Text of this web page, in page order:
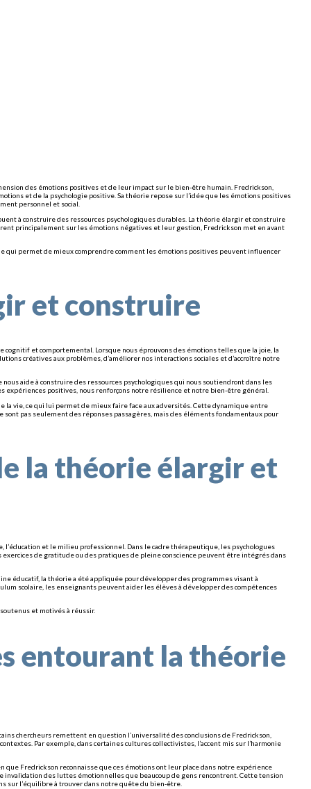
des émotions positives et de leur impact sur le bien-être humain. Fredrickson,
et de la psychologie positive. Sa théorie repose sur l’idée que les émotions positives
personnel et social.
à construire des ressources psychologiques durables. La théorie élargir et construire
principalement sur les émotions négatives et leur gestion, Fredrickson met en avant
qui permet de mieux comprendre comment les émotions positives peuvent influencer
et construire
et comportemental. Lorsque nous éprouvons des émotions telles que la joie, la
créatives aux problèmes, d’améliorer nos interactions sociales et d’accroître notre
aide à construire des ressources psychologiques qui nous soutiendront dans les
positives, nous renforçons notre résilience et notre bien-être général.
vie, ce qui lui permet de mieux faire face aux adversités. Cette dynamique entre
pas seulement des réponses passagères, mais des éléments fondamentaux pour
la théorie élargir et
et le milieu professionnel. Dans le cadre thérapeutique, les psychologues
de gratitude ou des pratiques de pleine conscience peuvent être intégrés dans
éducatif, la théorie a été appliquée pour développer des programmes visant à
scolaire, les enseignants peuvent aider les élèves à développer des compétences
et motivés à réussir.
entourant la théorie
chercheurs remettent en question l’universalité des conclusions de Fredrickson,
Par exemple, dans certaines cultures collectivistes, l’accent mis sur l’harmonie
Fredrickson reconnaisse que ces émotions ont leur place dans notre expérience
des luttes émotionnelles que beaucoup de gens rencontrent. Cette tension
sur l’équilibre à trouver dans notre quête du bien-être.